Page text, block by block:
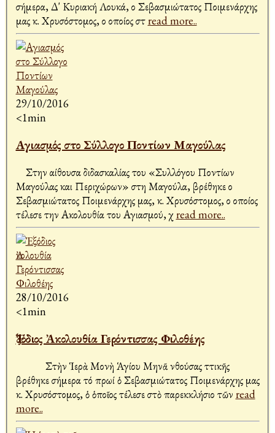
σήμερα, Δ' Κυριακή Λουκά, ο Σεβασμιώτατος Ποιμενάρχης
μας κ. Χρυσόστομος, ο οποίος στread more..
29/10/2016
<1min
Αγιασμός στο Σύλλογο Ποντίων Μαγούλας
Στην αίθουσα διδασκαλίας του «Συλλόγου Ποντίων
Μαγούλας και Περιχώρων» στη Μαγούλα, βρέθηκε ο
Σεβασμιώτατος Ποιμενάρχης μας, κ. Χρυσόστομος, ο οποίος
τέλεσε την Ακολουθία του Αγιασμού, χread more..
28/10/2016
<1min
Ἐξόδιος Ἀκολουθία Γερόντισσας Φιλοθέης
βρέθηκε σήμερα τό πρωί ὁ Σεβασμιώτατος Ποιμενάρχης μας
κ. Χρυσόστομος, ὁ ὁποῖος τέλεσε στὸ παρεκκλήσιο τῶν read
more..